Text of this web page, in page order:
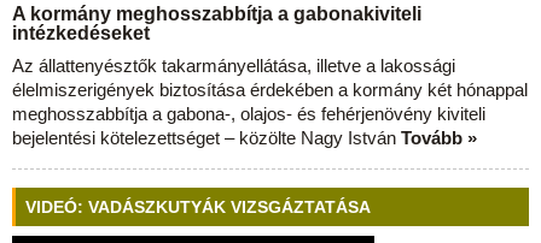
A kormány meghosszabbítja a gabonakiviteli
intézkedéseket
Az állattenyésztők takarmányellátása, illetve a lakossági
élelmiszerigények biztosítása érdekében a kormány két hónappal
meghosszabbítja a gabona-, olajos- és fehérjenövény kiviteli
bejelentési kötelezettséget – közölte Nagy István Tovább »
VIDEÓ: VADÁSZKUTYÁK VIZSGÁZTATÁSA